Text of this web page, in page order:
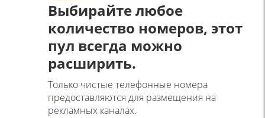
Выбирайте любое
количество номеров, этот
пул всегда можно
расширить.
Только чистые телефонные номера
предоставляются для размещения на
рекламных каналах.